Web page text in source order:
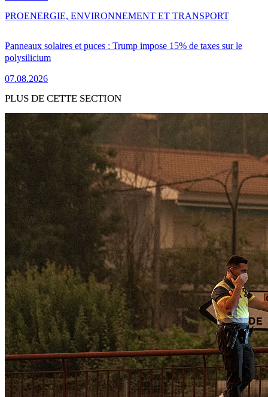
Panneaux solaires et puces : Trump impose 15% de taxes sur le
polysilicium
07.08.2026
PROENERGIE, ENVIRONNEMENT ET TRANSPORT
PLUS DE CETTE SECTION